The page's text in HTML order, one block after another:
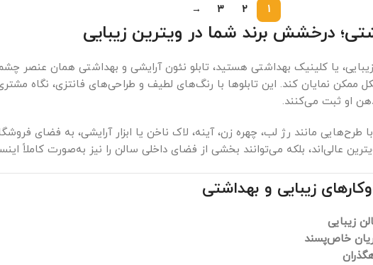
1
2
3
→
درخشش برند شما در ویترین زیبایی
یا کلینیک بهداشتی هستید، تابلو نئون آرایشی و بهداشتی همان عنصر
ممکن نمایان کند. این تابلوها با رنگ‌های لطیف و طراحی‌های فانتزی، نگاه
او ثبت می‌کنند.
مانند رژ لب، چهره زن، آینه، لاک ناخن یا ابزار آرایشی، به فضای
عالی‌اند، بلکه می‌توانند بخشی از فضای داخلی سالن را نیز به‌صورت کاملاً
زیبایی و بهداشتی
زیبایی
خاص‌پسند